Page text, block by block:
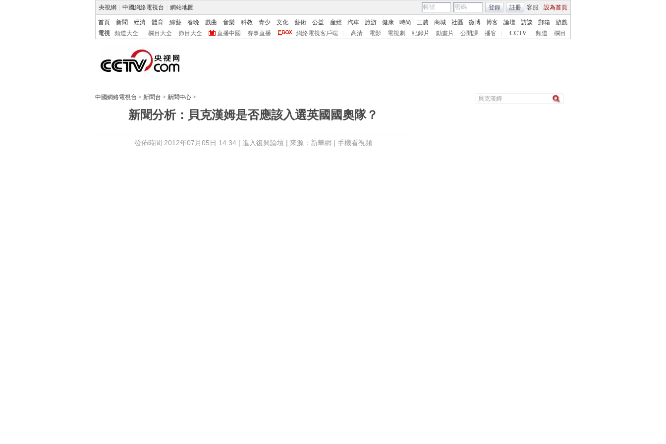
央視網 中國網絡電視台 網站地圖 客服 設為首頁
登錄 註冊
首頁 新聞 經濟 體育 綜藝 春晚 戲曲 音樂 科教 青少 文化 藝術 公益 産經 汽車 旅游 健康 時尚 三農 商城 社區 微博 博客 論壇 訪談 郵箱
游戲
電視
頻道大全 欄目大全 節目大全 直播中國 賽事直播 網絡電視客戶端 高清 電影 電視劇 紀錄片 動畫片 公開課 播客 CCTV 頻道 欄目
中國網絡電視台 > 新聞台 > 新聞中心 >
新聞分析：貝克漢姆是否應該入選英國國奧隊？
發佈時間:2012年07月05日 14:34 | 進入復興論壇 | 來源：新華網 | 手機看視頻